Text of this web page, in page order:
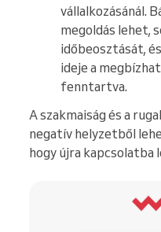
vállalkozásánál.
megoldás lehet,
időbeosztását,
ideje a
fenntartva.
A szakmaiság és a
negatív helyzetből
hogy újra kapcsolatba